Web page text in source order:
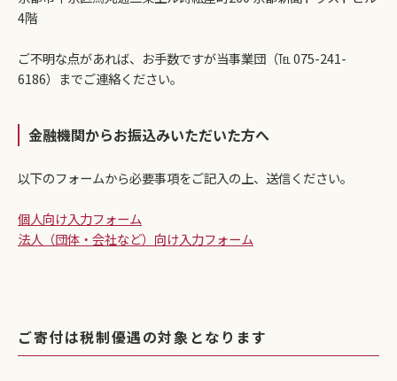
4階
ご不明な点があれば、お手数ですが当事業団（℡ 075-241-
6186）までご連絡ください。
金融機関からお振込みいただいた方へ
以下のフォームから必要事項をご記入の上、送信ください。
個人向け入力フォーム
法人（団体・会社など）向け入力フォーム
ご寄付は税制優遇の対象となります